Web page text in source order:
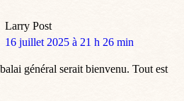
Larry Post
dit
16 juillet 2025 à 21 h 26 min
général serait bienvenu. Tout est